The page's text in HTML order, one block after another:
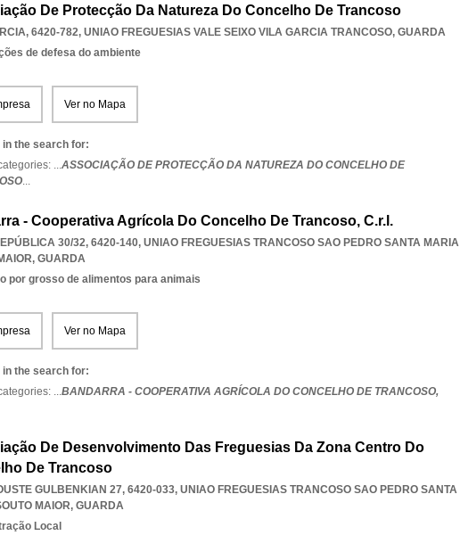
De Protecção Da Natureza Do Concelho De Trancoso
6420-782, UNIAO FREGUESIAS VALE SEIXO VILA GARCIA TRANCOSO, GUARDA
de defesa do ambiente
Ver no Mapa
in the search for:
...ASSOCIAÇÃO DE PROTECÇÃO DA NATUREZA DO CONCELHO DE
...
- Cooperativa Agrícola Do Concelho De Trancoso, C.r.l.
30/32, 6420-140, UNIAO FREGUESIAS TRANCOSO SAO PEDRO SANTA MARIA
, GUARDA
por grosso de alimentos para animais
Ver no Mapa
in the search for:
...BANDARRA - COOPERATIVA AGRÍCOLA DO CONCELHO DE TRANCOSO,
De Desenvolvimento Das Freguesias Da Zona Centro Do
De Trancoso
GULBENKIAN 27, 6420-033, UNIAO FREGUESIAS TRANCOSO SAO PEDRO SANTA
MAIOR, GUARDA
Local